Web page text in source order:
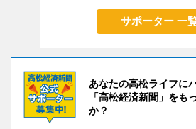
サポーター 一
あなたの高松ライフに
「高松経済新聞」をも
か？